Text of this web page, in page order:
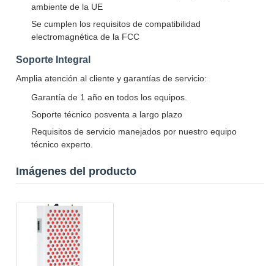
ambiente de la UE
Se cumplen los requisitos de compatibilidad
electromagnética de la FCC
Soporte Integral
Amplia atención al cliente y garantías de servicio:
Garantía de 1 año en todos los equipos.
Soporte técnico posventa a largo plazo
Requisitos de servicio manejados por nuestro equipo
técnico experto.
Imágenes del producto